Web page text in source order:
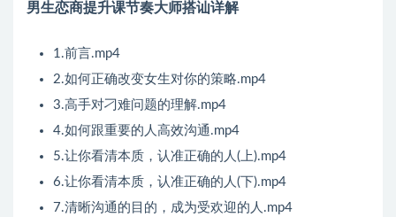
男生恋商提升课节奏大师搭讪详解
1.前言.mp4
2.如何正确改变女生对你的策略.mp4
3.高手对刁难问题的理解.mp4
4.如何跟重要的人高效沟通.mp4
5.让你看清本质，认准正确的人(上).mp4
6.让你看清本质，认准正确的人(下).mp4
7.清晰沟通的目的，成为受欢迎的人.mp4